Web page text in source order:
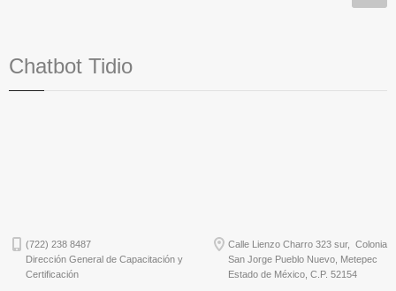
Chatbot Tidio
(722) 238 8487
Dirección General de Capacitación y
Certificación
Calle Lienzo Charro 323 sur, Colonia
San Jorge Pueblo Nuevo, Metepec
Estado de México, C.P. 52154